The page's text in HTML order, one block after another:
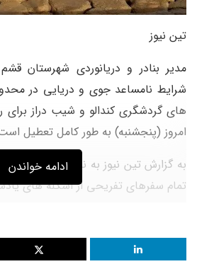
تین نیوز
مدیر بنادر و دریانوردی شهرستان
شرایط نامساعد جوی و دریایی در
های گردشگری کندالو و شیب دراز برای
امروز (پنجشنبه) به طور کامل تعطیل
به گزارش تین نیوز به نقل از ایرنا، علی
تمام سفرهای تفریحی از اسکله های
شرایط جوی و دریایی خواهد بود.
ادامه خواندن